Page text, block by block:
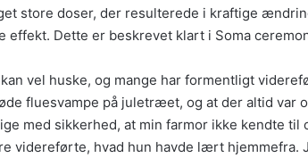
store doser, der resulterede i kraftige
effekt. Dette er beskrevet klart i Soma
vel huske, og mange har formentligt
fluesvampe på juletræet, og at der altid var
med sikkerhed, at min farmor ikke kendte til
videreførte, hvad hun havde lært hjemmefra.